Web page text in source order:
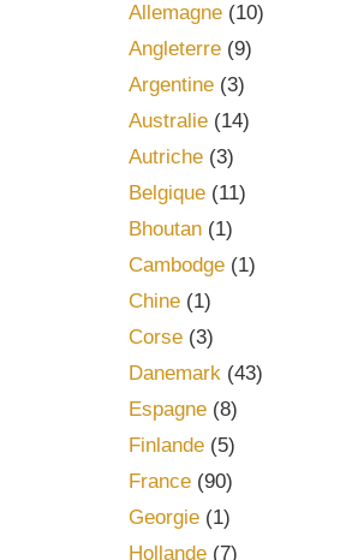
Allemagne(10)
Angleterre(9)
Argentine(3)
Australie(14)
Autriche(3)
Belgique(11)
Bhoutan(1)
Cambodge(1)
Chine(1)
Corse(3)
Danemark(43)
Espagne(8)
Finlande(5)
France(90)
Georgie(1)
Hollande(7)